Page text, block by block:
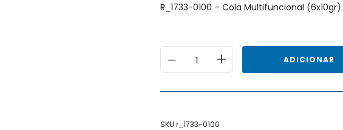
R_1733-0100 – Cola Multifuncional (6x10gr).
ADICIONAR
SKU r_1733-0100